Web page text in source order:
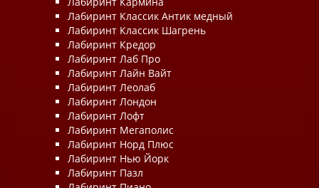
Лабиринт Классик Антик медный
Лабиринт Классик Шагрень
Лабиринт Кредор
Лабиринт Лаб Про
Лабиринт Лайн Вайт
Лабиринт Леолаб
Лабиринт Лондон
Лабиринт Лофт
Лабиринт Мегаполис
Лабиринт Норд Плюс
Лабиринт Нью Йорк
Лабиринт Пазл